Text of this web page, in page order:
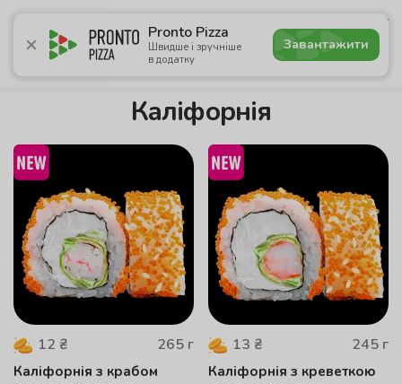
Pronto Pizza
Швидше і зручніше
в додатку
Завантажити
4.9
Акції Піца Суші Ланчі Бургери Комбо
Каліфорнія
12 ₴ 265 г
Каліфорнія з крабом
13 ₴ 245 г
Каліфорнія з креветкою